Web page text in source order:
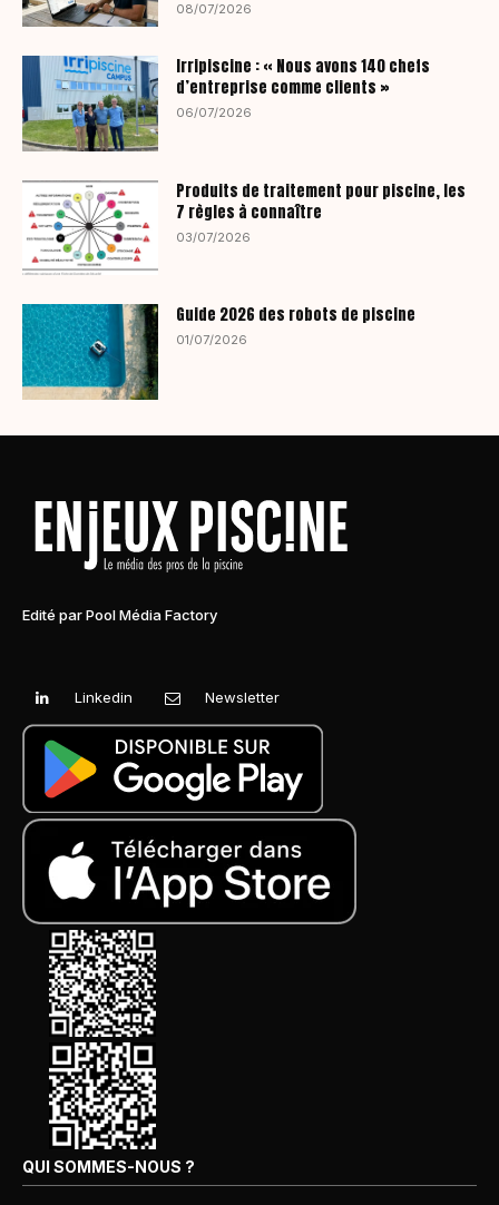
08/07/2026
Irripiscine : « Nous avons 140 chefs
d’entreprise comme clients »
06/07/2026
Produits de traitement pour piscine, les
7 règles à connaître
03/07/2026
Guide 2026 des robots de piscine
01/07/2026
Edité par Pool Média Factory
Linkedin Newsletter
QUI SOMMES-NOUS ?